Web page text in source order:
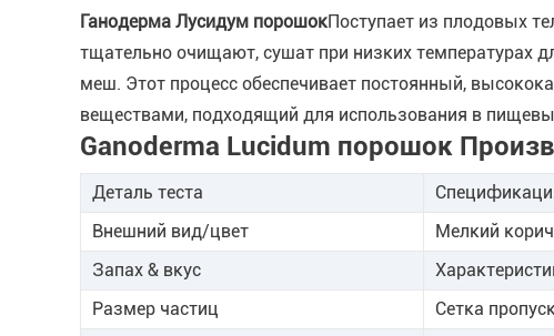
Ганодерма Лусидум порошокПоступает из плодовых
тщательно очищают, сушат при низких температурах
меш. Этот процесс обеспечивает постоянный,
веществами, подходящий для использования в
Ganoderma Lucidum порошок
Деталь теста
Внешний вид/цвет
Мелкий
Запах & вкус
Размер частиц
Сетка